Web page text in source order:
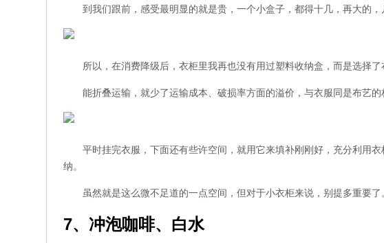
到我们跟前，感受最明显的就是贵，一个小盒子，都得十几，再大的，
所以，在消费降级后，衣柜里我再也没有用过塑料收纳盒，而是选择了
能折叠运输，就少了运输成本、破损率方面的溢价，与衣服同是布艺的
平时挂完衣服，下面还有些许空间，就用它来填补刚刚好，充分利用
纳。
虽然就是这么微不足道的一点空间，但对于小衣柜来说，别提多重要了
7、冲泡咖啡、白水